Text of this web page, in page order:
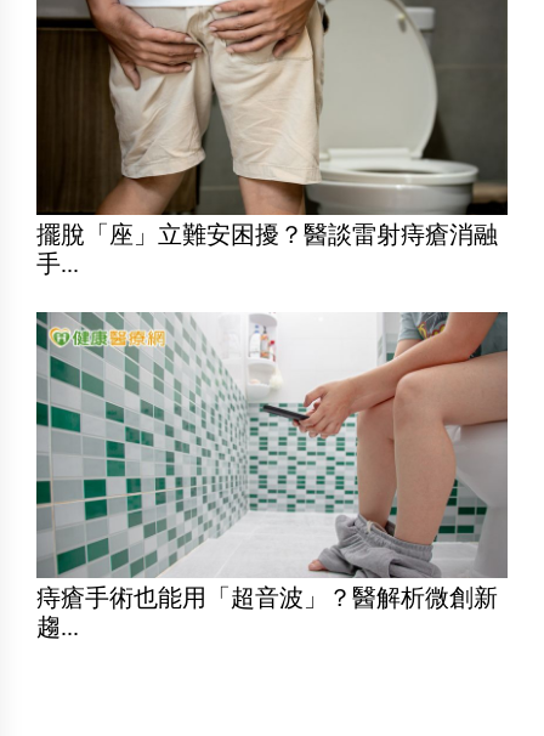
擺脫「座」立難安困擾？醫談雷射痔瘡消融
手...
痔瘡手術也能用「超音波」？醫解析微創新
趨...